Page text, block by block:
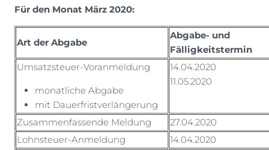
Für den Monat März 2020:
Art der Abgabe
Abgabe- und
Fälligkeitstermin
Umsatzsteuer-Voranmeldung
monatliche Abgabe
mit Dauerfristverlängerung
14.04.2020
11.05.2020
Zusammenfassende Meldung
27.04.2020
Lohnsteuer-Anmeldung
14.04.2020